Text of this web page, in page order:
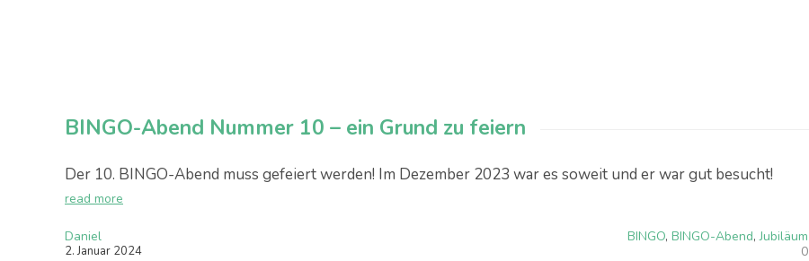
BINGO-Abend Nummer 10 – ein Grund zu feiern
Der 10. BINGO-Abend muss gefeiert werden! Im Dezember 2023 war es soweit und er war gut besucht!
read more
Daniel
2. Januar 2024
BINGO, BINGO-Abend,Jubiläum
0